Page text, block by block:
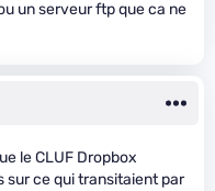
un serveur ftp que ca ne
le CLUF Dropbox
sur ce qui transitaient par